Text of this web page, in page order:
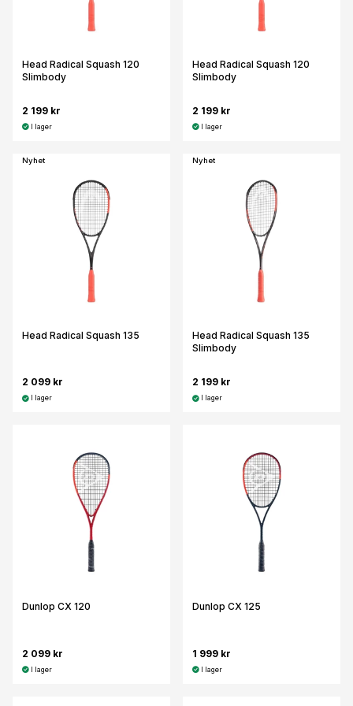
Head Radical Squash 120
Slimbody
2 199 kr
I lager
Head Radical Squash 120
Slimbody
2 199 kr
I lager
Nyhet
Head Radical Squash 135
2 099 kr
I lager
Nyhet
Head Radical Squash 135
Slimbody
2 199 kr
I lager
Dunlop CX 120
2 099 kr
I lager
Dunlop CX 125
1 999 kr
I lager